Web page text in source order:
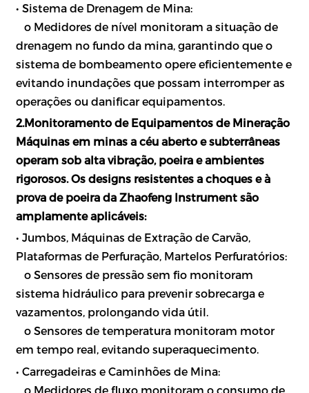
• Sistema de Drenagem de Mina:
o Medidores de nível monitoram a situação de
drenagem no fundo da mina, garantindo que o
sistema de bombeamento opere eficientemente e
evitando inundações que possam interromper as
operações ou danificar equipamentos.
2.Monitoramento de Equipamentos de Mineração
Máquinas em minas a céu aberto e subterrâneas
operam sob alta vibração, poeira e ambientes
rigorosos. Os designs resistentes a choques e à
prova de poeira da Zhaofeng Instrument são
amplamente aplicáveis:
• Jumbos, Máquinas de Extração de Carvão,
Plataformas de Perfuração, Martelos Perfuratórios:
o Sensores de pressão sem fio monitoram
sistema hidráulico para prevenir sobrecarga e
vazamentos, prolongando vida útil.
o Sensores de temperatura monitoram motor
em tempo real, evitando superaquecimento.
• Carregadeiras e Caminhões de Mina:
o Medidores de fluxo monitoram o consumo de